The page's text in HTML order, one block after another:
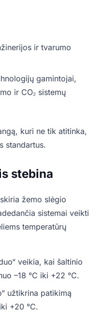
ir tvarumo
gamintojai,
ir CO₂ sistemų
kuri ne tik atitinka,
standartus.
stebina
žemo slėgio
sistemai veikti
temperatūrų
veikia, kai šaltinio
–18 °C iki +22 °C.
užtikrina patikimą
+20 °C.